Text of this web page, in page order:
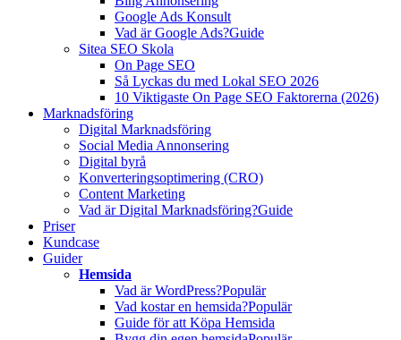
Google Ads Konsult
Vad är Google Ads?Guide
Sitea SEO Skola
On Page SEO
Så Lyckas du med Lokal SEO 2026
10 Viktigaste On Page SEO Faktorerna (2026)
Marknadsföring
Digital Marknadsföring
Social Media Annonsering
Digital byrå
Konverteringsoptimering (CRO)
Content Marketing
Vad är Digital Marknadsföring?Guide
Priser
Kundcase
Guider
Hemsida
Vad är WordPress?Populär
Vad kostar en hemsida?Populär
Guide för att Köpa Hemsida